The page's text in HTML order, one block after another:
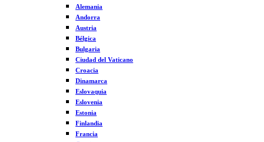
Alemania
Andorra
Austria
Bélgica
Bulgaria
Ciudad del Vaticano
Croacia
Dinamarca
Eslovaquia
Eslovenia
Estonia
Finlandia
Francia